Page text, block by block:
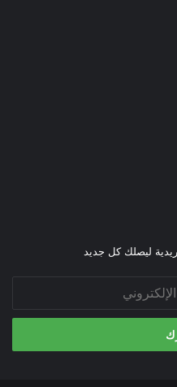
ليصلك كل جديد